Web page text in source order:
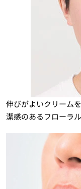
伸びがよいクリーム
潔感のあるフローラ